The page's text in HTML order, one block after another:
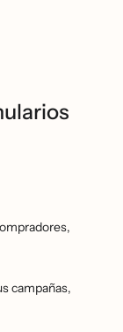
campañas,